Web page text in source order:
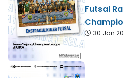
Futsal
30 Jan